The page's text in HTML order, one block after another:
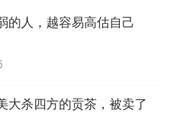
的人，越容易高估自己
大杀四方的贡茶，被卖了